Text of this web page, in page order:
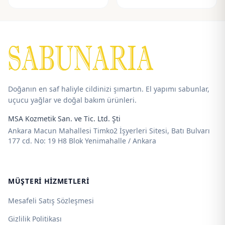
Doğanın en saf haliyle cildinizi şımartın. El yapımı sabunlar,
uçucu yağlar ve doğal bakım ürünleri.
MSA Kozmetik San. ve Tic. Ltd. Şti
Ankara Macun Mahallesi Timko2 İşyerleri Sitesi, Batı Bulvarı
177 cd. No: 19 H8 Blok Yenimahalle / Ankara
MÜŞTERI HIZMETLERI
Mesafeli Satış Sözleşmesi
Gizlilik Politikası